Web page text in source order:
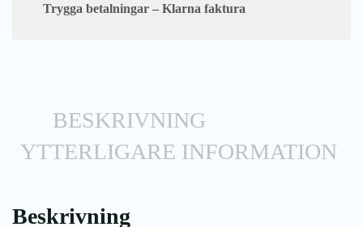
Trygga betalningar – Klarna faktura
BESKRIVNING
YTTERLIGARE INFORMATION
Beskrivning